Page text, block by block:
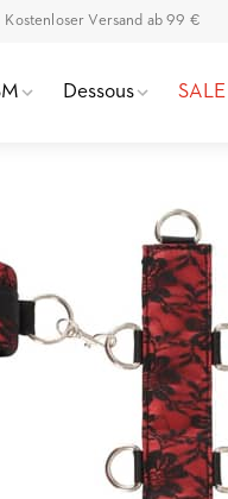
Kostenloser Versand ab 99 €
Dessous SALE